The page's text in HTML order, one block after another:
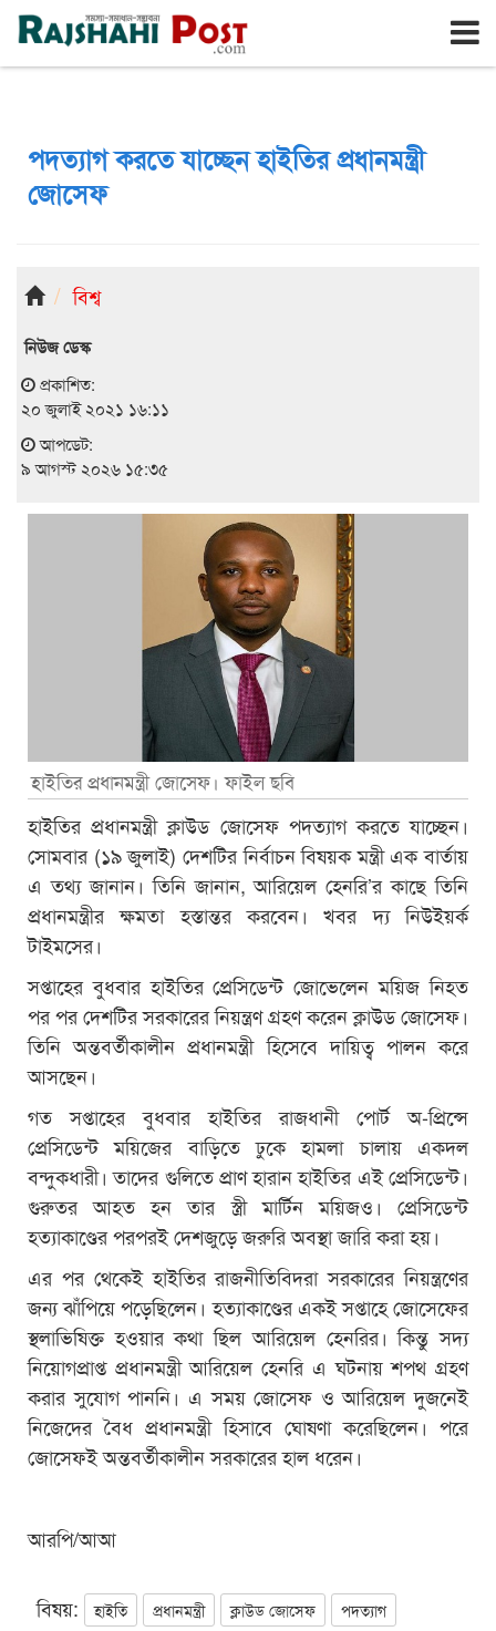
রাজশাহী রবিবার, ৯ই আগস্ট ২০২৬, ২৬শে শ্রাবণ ১৪৩৩
পদত্যাগ করতে যাচ্ছেন হাইতির প্রধানমন্ত্রী
জোসেফ
বিশ্ব
নিউজ ডেস্ক
প্রকাশিত:
২০ জুলাই ২০২১ ১৬:১১
আপডেট:
৯ আগস্ট ২০২৬ ১৫:৩৫
হাইতির প্রধানমন্ত্রী জোসেফ। ফাইল ছবি
হাইতির প্রধানমন্ত্রী ক্লাউড জোসেফ পদত্যাগ করতে যাচ্ছেন।
সোমবার (১৯ জুলাই) দেশটির নির্বাচন বিষয়ক মন্ত্রী এক বার্তায়
এ তথ্য জানান। তিনি জানান, আরিয়েল হেনরি’র কাছে তিনি
প্রধানমন্ত্রীর ক্ষমতা হস্তান্তর করবেন। খবর দ্য নিউইয়র্ক
টাইমসের।
সপ্তাহের বুধবার হাইতির প্রেসিডেন্ট জোভেলেন ময়িজ নিহত
পর পর দেশটির সরকারের নিয়ন্ত্রণ গ্রহণ করেন ক্লাউড জোসেফ।
তিনি অন্তবর্তীকালীন প্রধানমন্ত্রী হিসেবে দায়িত্ব পালন করে
আসছেন।
গত সপ্তাহের বুধবার হাইতির রাজধানী পোর্ট অ-প্রিন্সে
প্রেসিডেন্ট ময়িজের বাড়িতে ঢুকে হামলা চালায় একদল
বন্দুকধারী। তাদের গুলিতে প্রাণ হারান হাইতির এই প্রেসিডেন্ট।
গুরুতর আহত হন তার স্ত্রী মার্টিন ময়িজও। প্রেসিডেন্ট
হত্যাকাণ্ডের পরপরই দেশজুড়ে জরুরি অবস্থা জারি করা হয়।
এর পর থেকেই হাইতির রাজনীতিবিদরা সরকারের নিয়ন্ত্রণের
জন্য ঝাঁপিয়ে পড়েছিলেন। হত্যাকাণ্ডের একই সপ্তাহে জোসেফের
স্থলাভিষিক্ত হওয়ার কথা ছিল আরিয়েল হেনরির। কিন্তু সদ্য
নিয়োগপ্রাপ্ত প্রধানমন্ত্রী আরিয়েল হেনরি এ ঘটনায় শপথ গ্রহণ
করার সুযোগ পাননি। এ সময় জোসেফ ও আরিয়েল দুজনেই
নিজেদের বৈধ প্রধানমন্ত্রী হিসাবে ঘোষণা করেছিলেন। পরে
জোসেফই অন্তবর্তীকালীন সরকারের হাল ধরেন।
আরপি/আআ
বিষয়: হাইতি প্রধানমন্ত্রী ক্লাউড জোসেফ পদত্যাগ